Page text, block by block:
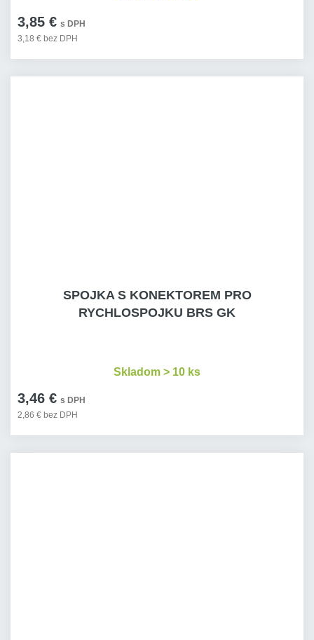
3,85 € s DPH
3,18 € bez DPH
SPOJKA S KONEKTOREM PRO
RYCHLOSPOJKU BRS GK
3,46 € s DPH
2,86 € bez DPH
Skladom > 10 ks